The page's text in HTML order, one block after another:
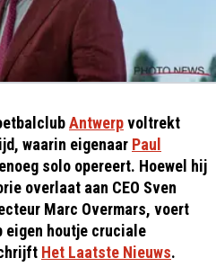
Antwerpvoltrekt
waarin eigenaar Paul
solo opereert. Hoewel hij
overlaat aan CEO Sven
Marc Overmars, voert
eigen houtje cruciale
Het Laatste Nieuws.